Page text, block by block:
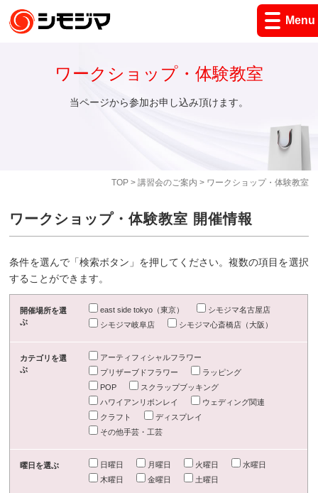
Menu
TOP> 講習会のご案内 > ワークショップ・体験教室
ワークショップ・体験教室
当ページから参加お申し込み頂けます。
ワークショップ・体験教室 開催情報
条件を選んで「検索ボタン」を押してください。複数の項目を選択
することができます。
開催場所を選
ぶ
east side tokyo（東京）
シモジマ名古屋店
シモジマ岐阜店
シモジマ心斎橋店（大阪）
カテゴリを選
ぶ
アーティフィシャルフラワー
プリザーブドフラワー
ラッピング
POP
スクラップブッキング
ハワイアンリボンレイ
ウェディング関連
クラフト
ディスプレイ
その他手芸・工芸
曜日を選ぶ 日曜日 月曜日 火曜日
水曜日
木曜日
金曜日 土曜日